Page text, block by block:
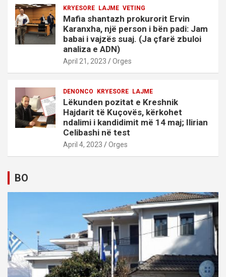
KRYESORE LAJME VETING
Mafia shantazh prokurorit Ervin
Karanxha, një person i bën padi: Jam
babai i vajzës suaj. (Ja çfarë zbuloi
analiza e ADN)
April 21, 2023 Orges
DENONCO KRYESORE LAJME
Lëkunden pozitat e Kreshnik
Hajdarit të Kuçovës, kërkohet
ndalimi i kandidimit më 14 maj; Ilirian
Celibashi në test
April 4, 2023 Orges
BO